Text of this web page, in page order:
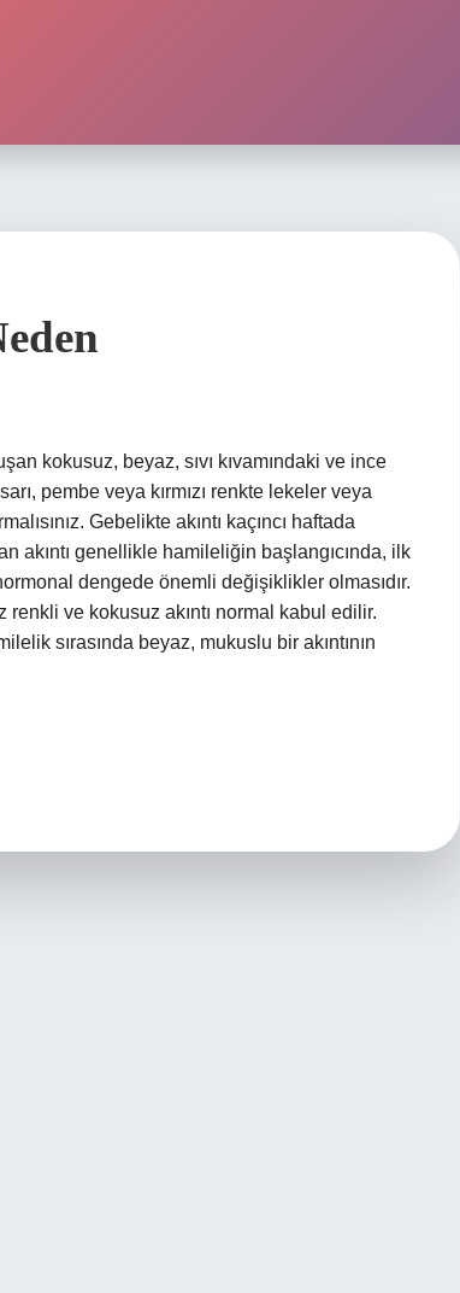
kokusuz, beyaz, sıvı kıvamındaki ve ince
pembe veya kırmızı renkte lekeler veya
Gebelikte akıntı kaçıncı haftada
akıntı genellikle hamileliğin başlangıcında, ilk
dengede önemli değişiklikler olmasıdır.
renkli ve kokusuz akıntı normal kabul edilir.
sırasında beyaz, mukuslu bir akıntının